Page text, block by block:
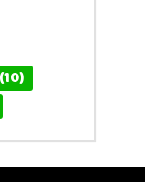
(10)